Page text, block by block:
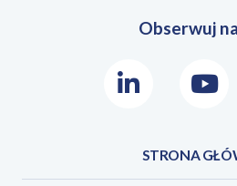
Obserwuj
LinkedIn
STRONA